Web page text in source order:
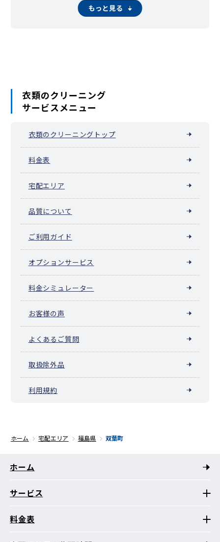
平田村浅川町古殿町三春町
川内村 大熊町浪江町 葛尾村
もっと見る
衣類のクリーニング
サービスメニュー
衣類のクリーニングトップ
料金表
宅配エリア
品質について
ご利用ガイド
オプションサービス
料金シミュレーター
お客様の声
よくあるご質問
取扱除外品
利用規約
ホーム 宅配エリア 福島県 双葉町
ホーム
サービス
料金表